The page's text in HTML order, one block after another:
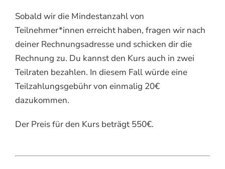
Sobald wir die Mindestanzahl von
Teilnehmer*innen erreicht haben, fragen wir nach
deiner Rechnungsadresse und schicken dir die
Rechnung zu. Du kannst den Kurs auch in zwei
Teilraten bezahlen. In diesem Fall würde eine
Teilzahlungsgebühr von einmalig 20€
dazukommen.
Der Preis für den Kurs beträgt 550€.